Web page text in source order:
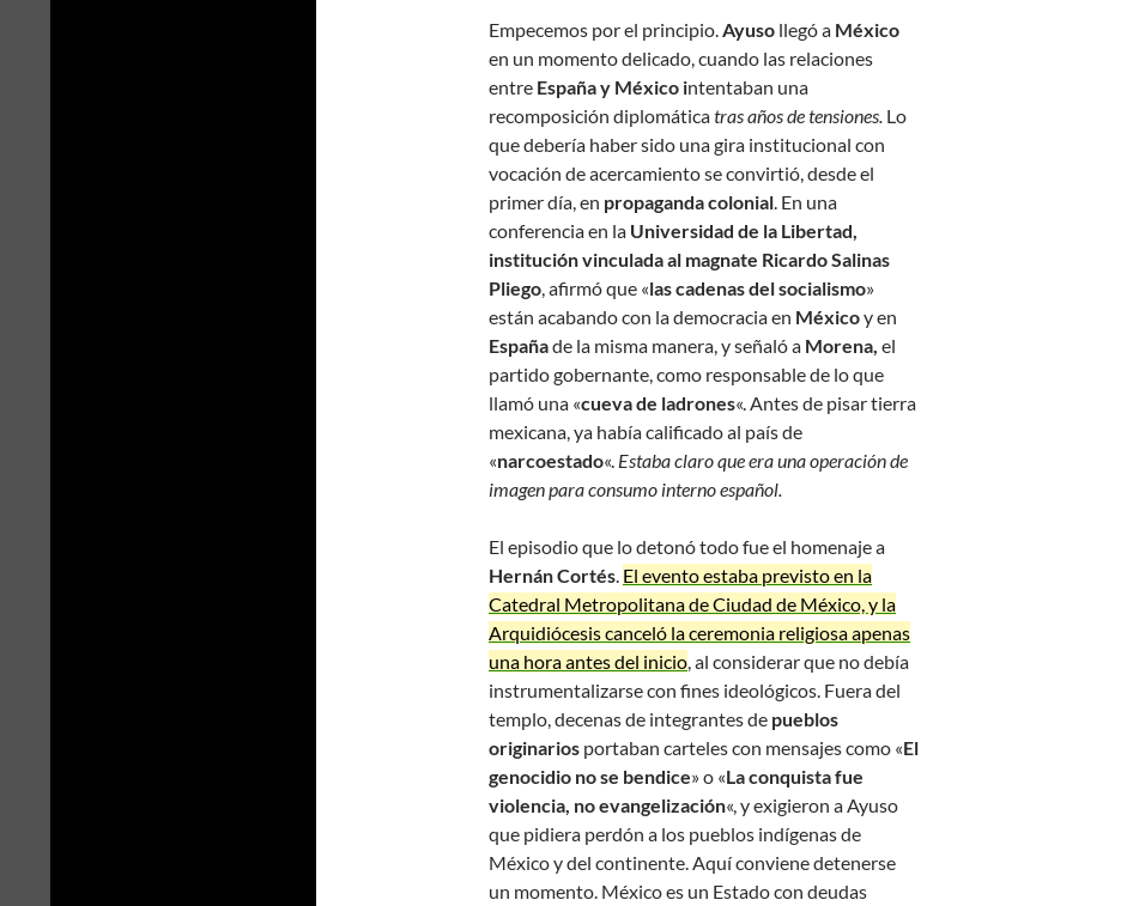
Empecemos por el principio.Ayuso llegó a México
en un momento delicado, cuando las relaciones
entre España y México intentaban una
recomposición diplomáticatras años de tensiones. Lo
que debería haber sido una gira institucional con
vocación de acercamiento se convirtió, desde el
primer día, en propaganda colonial. En una
conferencia en la Universidad de la Libertad,
institución vinculada al magnate Ricardo Salinas
Pliego, afirmó que «las cadenas del socialismo»
están acabando con la democracia en Méxicoy en
Españade la misma manera, y señaló a Morena, el
partido gobernante, como responsable de lo que
llamó una «cueva de ladrones«. Antes de pisar tierra
mexicana, ya había calificado al país de
«narcoestado«. Estaba claro que era una operación de
imagen para consumo interno español.
El episodio que lo detonó todo fue el homenaje a
Hernán Cortés. El evento estaba previsto en la
Catedral Metropolitana de Ciudad de México, y la
Arquidiócesis canceló la ceremonia religiosa apenas
una hora antes del inicio, al considerar que no debía
instrumentalizarse con fines ideológicos. Fuera del
templo, decenas de integrantes de pueblos
originarios portaban carteles con mensajes como «El
genocidio no se bendice» o «La conquista fue
violencia, no evangelización«, y exigieron a Ayuso
que pidiera perdón a los pueblos indígenas de
México y del continente. Aquí conviene detenerse
un momento. México es un Estado con deudas